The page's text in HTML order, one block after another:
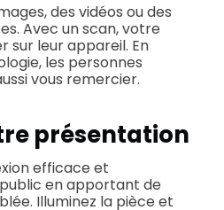
des vidéos ou des
Avec un scan, votre
sur leur appareil. En
les personnes
vous remercier.
présentation
efficace et
en apportant de
Illuminez la pièce et